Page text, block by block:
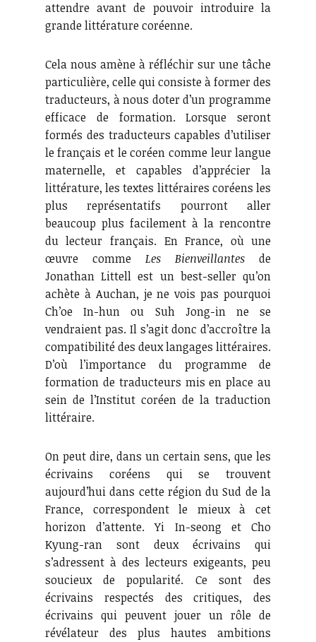
attendre avant de pouvoir introduire la
grande littérature coréenne.
Cela nous amène à réfléchir sur une tâche
particulière, celle qui consiste à former des
traducteurs, à nous doter d’un programme
efficace de formation. Lorsque seront
formés des traducteurs capables d’utiliser
le français et le coréen comme leur langue
maternelle, et capables d’apprécier la
littérature, les textes littéraires coréens les
plus représentatifs pourront aller
beaucoup plus facilement à la rencontre
du lecteur français. En France, où une
œuvre comme Les Bienveillantes de
Jonathan Littell est un best-seller qu’on
achète à Auchan, je ne vois pas pourquoi
Ch’oe In-hun ou Suh Jong-in ne se
vendraient pas. Il s’agit donc d’accroître la
compatibilité des deux langages littéraires.
D’où l’importance du programme de
formation de traducteurs mis en place au
sein de l’Institut coréen de la traduction
littéraire.
On peut dire, dans un certain sens, que les
écrivains coréens qui se trouvent
aujourd’hui dans cette région du Sud de la
France, correspondent le mieux à cet
horizon d’attente. Yi In-seong et Cho
Kyung-ran sont deux écrivains qui
s’adressent à des lecteurs exigeants, peu
soucieux de popularité. Ce sont des
écrivains respectés des critiques, des
écrivains qui peuvent jouer un rôle de
révélateur des plus hautes ambitions